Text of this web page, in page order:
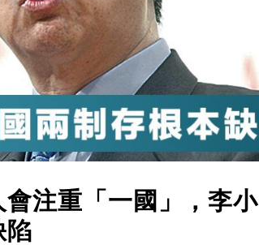
差達1125億美元
日圓干預創新高
緊張
公司
會注重「一國」，李小
陷